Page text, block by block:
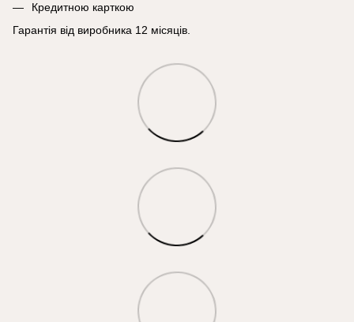
Кредитною карткою
Гарантія від виробника 12 місяців.